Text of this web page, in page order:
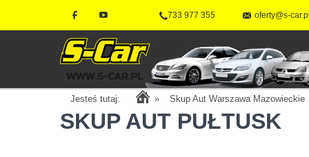
733 977 355 oferty@s-car.pl
Jesteś tutaj: » Skup Aut Warszawa Mazowieckie
SKUP AUT PUŁTUSK